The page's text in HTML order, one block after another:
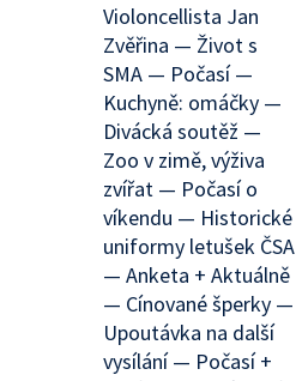
Violoncellista Jan
Zvěřina — Život s
SMA — Počasí —
Kuchyně: omáčky —
Divácká soutěž —
Zoo v zimě, výživa
zvířat — Počasí o
víkendu — Historické
uniformy letušek ČSA
— Anketa + Aktuálně
— Cínované šperky —
Upoutávka na další
vysílání — Počasí +